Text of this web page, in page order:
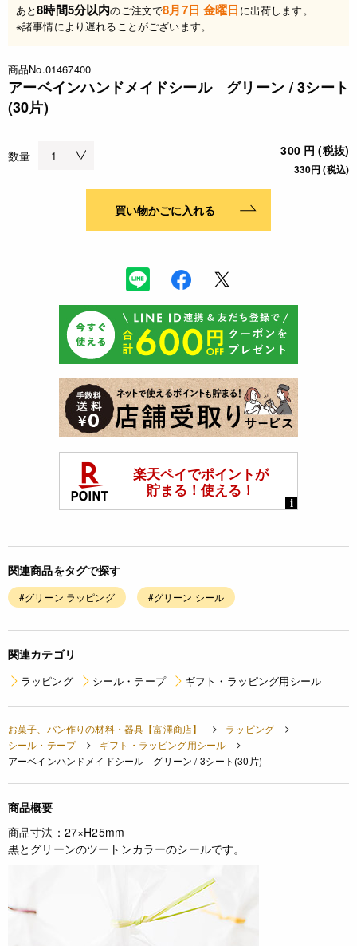
あと8時間5分以内のご注文で8月7日 金曜日 に出荷します。
※諸事情により遅れることがございます。
商品No.01467400
アーベインハンドメイドシール グリーン / 3シート
(30片)
数量 300 円 (税抜)
330円 (税込)
買い物かごに入れる
関連商品をタグで探す
#グリーン ラッピング #グリーン シール
関連カテゴリ
ラッピング シール・テープ ギフト・ラッピング用シール
お菓子、パン作りの材料・器具【富澤商店】
ラッピング
シール・テープ
ギフト・ラッピング用シール
アーベインハンドメイドシール グリーン / 3シート(30片)
商品概要
商品寸法：27×H25mm
黒とグリーンのツートンカラーのシールです。